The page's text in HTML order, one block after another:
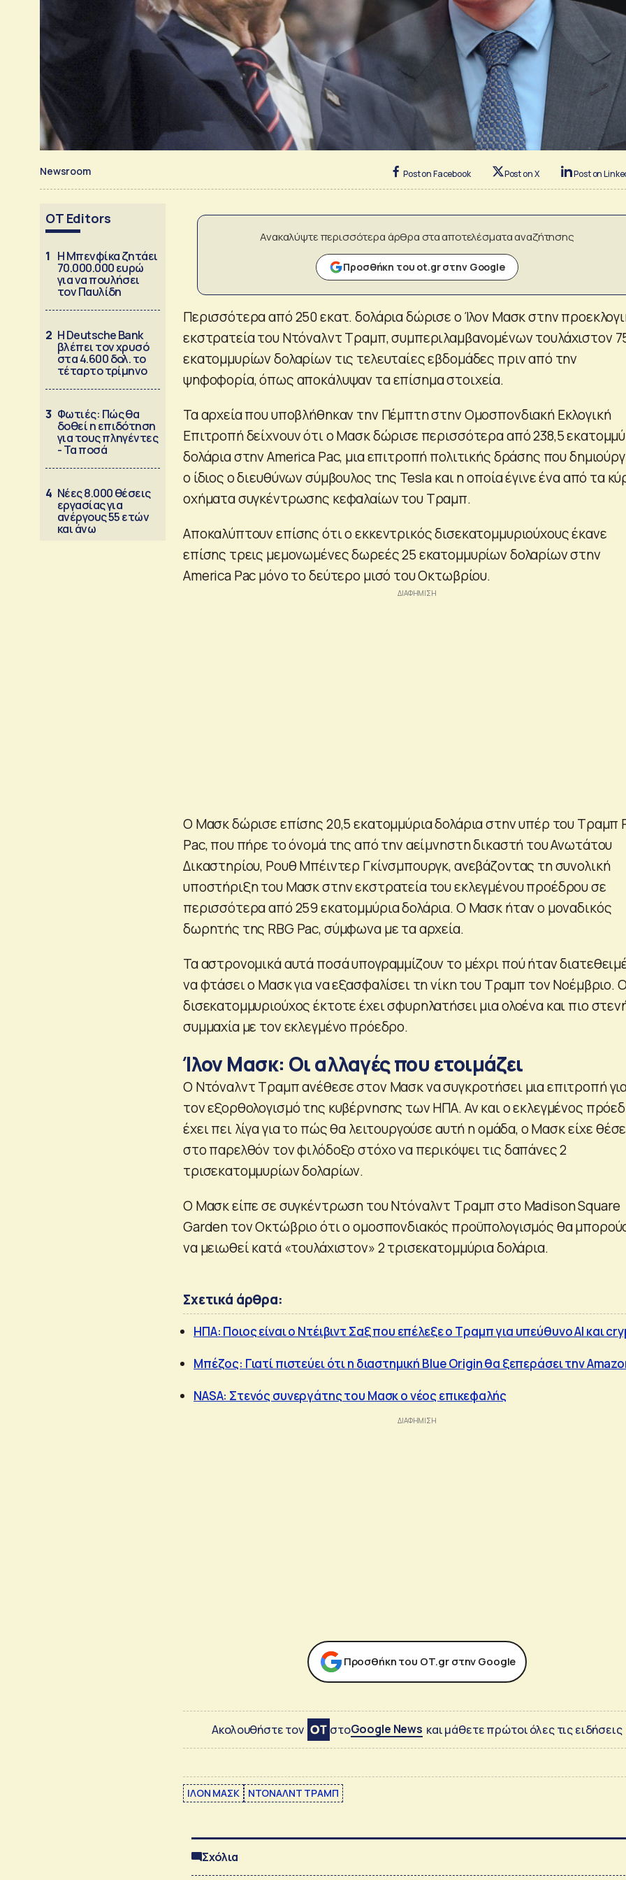
Newsroom Post on Facebook Post on X Post on
OT Editors
1 Η Μπενφίκα ζητάει
70.000.000 ευρώ
για να πουλήσει
τον Παυλίδη
2 Η Deutsche Bank
βλέπει τον χρυσό
στα 4.600 δολ. το
τέταρτο τρίμηνο
3 Φωτιές: Πώς θα
δοθεί η επιδότηση
για τους πληγέντες
- Τα ποσά
4 Νέες 8.000 θέσεις
εργασίας για
ανέργους 55 ετών
και άνω
Ανακαλύψτε περισσότερα άρθρα στα αποτελέσματα αναζήτησης
Προσθήκη του ot.gr στην Google
Περισσότερα από 250 εκατ. δολάρια δώρισε ο Ίλον Μασκ στην
εκστρατεία του Ντόναλντ Τραμπ, συμπεριλαμβανομένων τουλάχιστον
εκατομμυρίων δολαρίων τις τελευταίες εβδομάδες πριν από την
ψηφοφορία, όπως αποκάλυψαν τα επίσημα στοιχεία.
Τα αρχεία που υποβλήθηκαν την Πέμπτη στην Ομοσπονδιακή Εκλογική
Επιτροπή δείχνουν ότι ο Μασκ δώρισε περισσότερα από 238,5
δολάρια στην America Pac, μια επιτροπή πολιτικής δράσης που
ο ίδιος ο διευθύνων σύμβουλος της Tesla και η οποία έγινε ένα από τα
οχήματα συγκέντρωσης κεφαλαίων του Τραμπ.
Αποκαλύπτουν επίσης ότι ο εκκεντρικός δισεκατομμυριούχους έκανε
επίσης τρεις μεμονωμένες δωρεές 25 εκατομμυρίων δολαρίων στην
America Pac μόνο το δεύτερο μισό του Οκτωβρίου.
Ο Μασκ δώρισε επίσης 20,5 εκατομμύρια δολάρια στην υπέρ του Τραμπ
Pac, που πήρε το όνομά της από την αείμνηστη δικαστή του Ανωτάτου
Δικαστηρίου, Ρουθ Μπέιντερ Γκίνσμπουργκ, ανεβάζοντας τη συνολική
υποστήριξη του Μασκ στην εκστρατεία του εκλεγμένου προέδρου σε
περισσότερα από 259 εκατομμύρια δολάρια. Ο Μασκ ήταν ο μοναδικός
δωρητής της RBG Pac, σύμφωνα με τα αρχεία.
Τα αστρονομικά αυτά ποσά υπογραμμίζουν το μέχρι πού ήταν
να φτάσει ο Μασκ για να εξασφαλίσει τη νίκη του Τραμπ τον Νοέμβριο.
δισεκατομμυριούχος έκτοτε έχει σφυρηλατήσει μια ολοένα και πιο
συμμαχία με τον εκλεγμένο πρόεδρο.
Ίλον Μασκ: Οι αλλαγές που ετοιμάζει
Ο Ντόναλντ Τραμπ ανέθεσε στον Μασκ να συγκροτήσει μια επιτροπή
τον εξορθολογισμό της κυβέρνησης των ΗΠΑ. Αν και ο εκλεγμένος
έχει πει λίγα για το πώς θα λειτουργούσε αυτή η ομάδα, ο Μασκ είχε
στο παρελθόν τον φιλόδοξο στόχο να περικόψει τις δαπάνες 2
τρισεκατομμυρίων δολαρίων.
Ο Μασκ είπε σε συγκέντρωση του Ντόναλντ Τραμπ στο Madison Square
Garden τον Οκτώβριο ότι ο ομοσπονδιακός προϋπολογισμός θα
να μειωθεί κατά «τουλάχιστον» 2 τρισεκατομμύρια δολάρια.
Σχετικά άρθρα:
ΗΠΑ: Ποιος είναι ο Ντέιβιντ Σαξ που επέλεξε ο Τραμπ για υπεύθυνο AI και
Μπέζος: Γιατί πιστεύει ότι η διαστημική Blue Origin θα ξεπεράσει την
NASA: Στενός συνεργάτης του Μασκ ο νέος επικεφαλής
Προσθήκη του ΟΤ.gr στην Google
Ακολουθήστε τον στοGoogle News και μάθετε πρώτοι όλες τις ειδήσεις
ΙΛΟΝ ΜΑΣΚ ΝΤΟΝΑΛΝΤ ΤΡΑΜΠ
Σχόλια